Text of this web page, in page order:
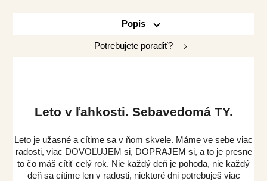
Popis
Potrebujete poradiť?
Leto v ľahkosti. Sebavedomá TY.
Leto je užasné a cítime sa v ňom skvele. Máme ve sebe viac
radosti, viac DOVOĽUJEM si, DOPRAJEM si, a to je presne
to čo máš cítiť celý rok. Nie každý deň je pohoda, nie každý
deň sa cítime len v radosti, niektoré dni potrebuješ viac